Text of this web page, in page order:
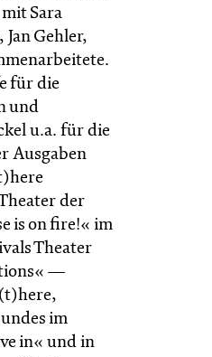
Sara
Gehler,
für die
und
u.a. für die
Ausgaben
der
is on fire!« im
Theater
—
im
in« und in